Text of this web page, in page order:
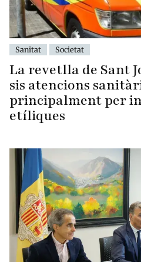
Sanitat Societat
La revetlla de Sant
sis atencions
principalment per
etíliques